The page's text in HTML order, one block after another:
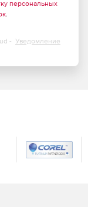
персональных
.
- Уведомление